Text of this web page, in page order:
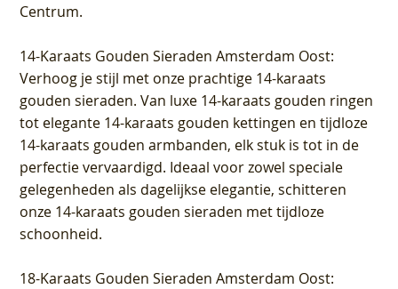
Centrum.
14-Karaats Gouden Sieraden Amsterdam Oost:
Verhoog je stijl met onze prachtige 14-karaats
gouden sieraden. Van luxe 14-karaats gouden ringen
tot elegante 14-karaats gouden kettingen en tijdloze
14-karaats gouden armbanden, elk stuk is tot in de
perfectie vervaardigd. Ideaal voor zowel speciale
gelegenheden als dagelijkse elegantie, schitteren
onze 14-karaats gouden sieraden met tijdloze
schoonheid.
18-Karaats Gouden Sieraden Amsterdam Oost: